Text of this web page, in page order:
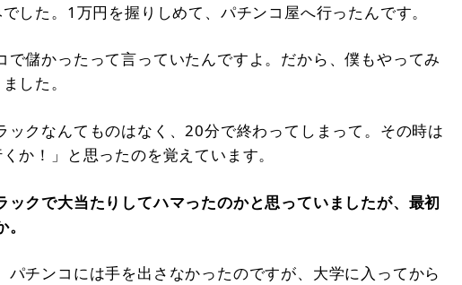
した。1万円を握りしめて、パチンコ屋へ行ったんです。
で儲かったって言っていたんですよ。だから、僕もやってみ
した。
ックなんてものはなく、20分で終わってしまって。その時は
か！」と思ったのを覚えています。
ックで大当たりしてハマったのかと思っていましたが、最初
パチンコには手を出さなかったのですが、大学に入ってから